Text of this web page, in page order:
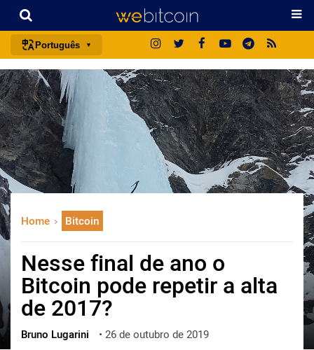
Português
português (BR)
english
español
français
italiano
deutsch
中文
한국어
العربية
ไทย
ქართული
Home Bitcoin
Nesse final de ano o
Bitcoin pode repetir a alta
de 2017?
Bruno Lugarini • 26 de outubro de 2019